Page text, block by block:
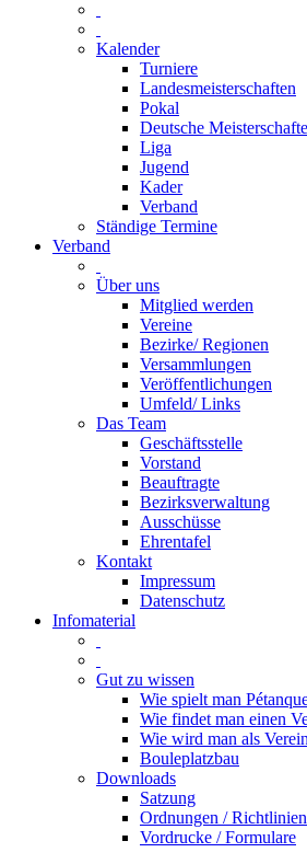
Kalender
Turniere
Landesmeisterschaften
Pokal
Deutsche
Liga
Jugend
Kader
Verband
Ständige Termine
Verband
Über uns
Mitglied werden
Vereine
Bezirke/ Regionen
Versammlungen
Veröffentlichungen
Umfeld/ Links
Das Team
Geschäftsstelle
Vorstand
Beauftragte
Bezirksverwaltung
Ausschüsse
Ehrentafel
Kontakt
Impressum
Datenschutz
Infomaterial
Gut zu wissen
Wie spielt man
Wie findet man einen
Wie wird man als
Bouleplatzbau
Downloads
Satzung
Ordnungen / Richtlinien
Vordrucke / Formulare